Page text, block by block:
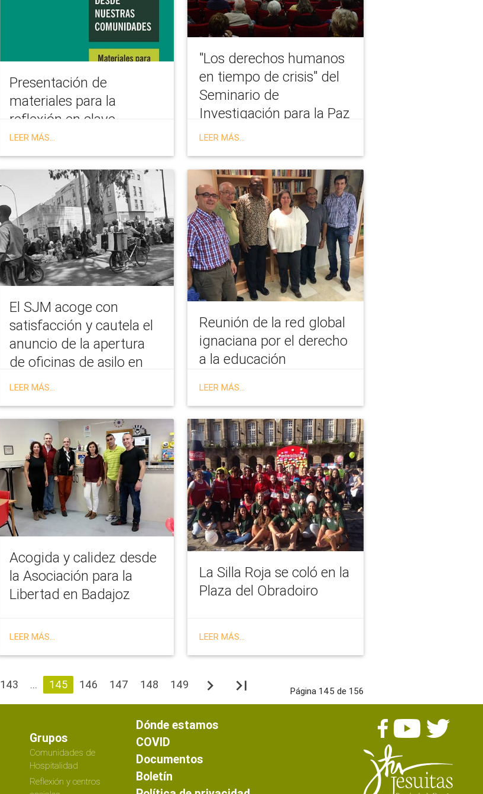
Presentación de
materiales para la
reflexión en clave
ecológica
LEER MÁS...
"Los derechos humanos
en tiempo de crisis" del
Seminario de
Investigación para la Paz
LEER MÁS...
El SJM acoge con
satisfacción y cautela el
anuncio de la apertura
de oficinas de asilo en
los puestos fronterizos
LEER MÁS...
Reunión de la red global
ignaciana por el derecho
a la educación
LEER MÁS...
Acogida y calidez desde
la Asociación para la
Libertad en Badajoz
LEER MÁS...
La Silla Roja se coló en la
Plaza del Obradoiro
LEER MÁS...
Página 145 de 156
143 ... 145 146 147 148 149 navigate_next last_page
Grupos
Comunidades de
Hospitalidad
Reflexión y centros
Dónde estamos
COVID
Documentos
Boletín